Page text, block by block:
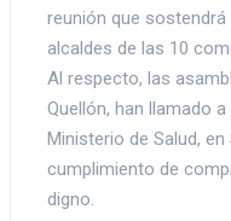
reunión que
alcaldes de las 10
Al respecto, las
Quellón, han llamado
Ministerio de Salud,
cumplimiento de
digno.